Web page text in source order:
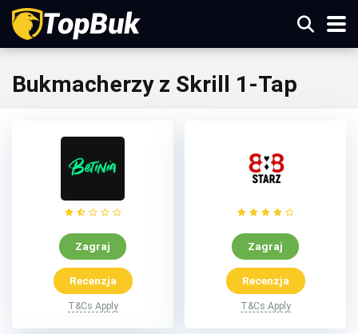
Bukmacherzy z Skrill 1-Tap
Zagraj
Recenzja
T&Cs Apply
Zagraj
Recenzja
T&Cs Apply